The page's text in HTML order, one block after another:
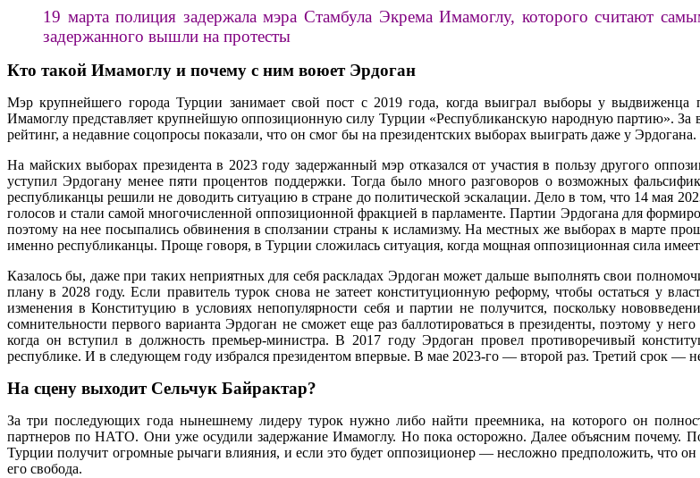
19 марта полиция задержала мэра Стамбула Экрема Имамоглу, которого считают
задержанного вышли на протесты
Кто такой Имамоглу и почему с ним воюет Эрдоган
Мэр крупнейшего города Турции занимает свой пост с 2019 года, когда выиграл выборы у выдвиженца
Имамоглу представляет крупнейшую оппозиционную силу Турции «Республиканскую народную партию». За
рейтинг, а недавние соцопросы показали, что он смог бы на президентских выборах выиграть даже у Эрдогана.
На майских выборах президента в 2023 году задержанный мэр отказался от участия в пользу другого
уступил Эрдогану менее пяти процентов поддержки. Тогда было много разговоров о возможных
республиканцы решили не доводить ситуацию в стране до политической эскалации. Дело в том, что 14 мая
голосов и стали самой многочисленной оппозиционной фракцией в парламенте. Партии Эрдогана для
поэтому на нее посыпались обвинения в сползании страны к исламизму. На местных же выборах в марте
именно республиканцы. Проще говоря, в Турции сложилась ситуация, когда мощная оппозиционная сила
Казалось бы, даже при таких неприятных для себя раскладах Эрдоган может дальше выполнять свои
плану в 2028 году. Если правитель турок снова не затеет конституционную реформу, чтобы остаться у
изменения в Конституцию в условиях непопулярности себя и партии не получится, поскольку
сомнительности первого варианта Эрдоган не сможет еще раз баллотироваться в президенты, поэтому у
когда он вступил в должность премьер-министра. В 2017 году Эрдоган провел противоречивый
республике. И в следующем году избрался президентом впервые. В мае 2023-го — второй раз. Третий срок —
На сцену выходит Сельчук Байрактар?
За три последующих года нынешнему лидеру турок нужно либо найти преемника, на которого он
партнеров по НАТО. Они уже осудили задержание Имамоглу. Но пока осторожно. Далее объясним почему.
Турции получит огромные рычаги влияния, и если это будет оппозиционер — несложно предположить, что
его свобода.